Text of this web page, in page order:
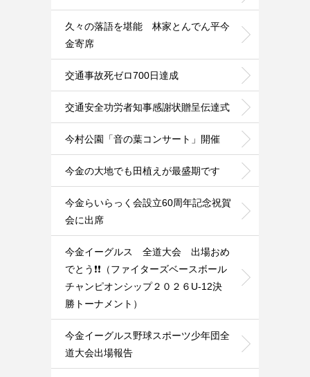
久々の落語を堪能 林家とんでん平今
金寄席
交通事故死ゼロ700日達成
交通安全功労者知事感謝状贈呈伝達式
今村公園「音の葉コンサート」開催
今金の大地でも田植えが最盛期です
今金らいらっく会設立60周年記念祝賀
会に出席
今金イーグルス 全道大会 出場おめ
でとう❗️❗️（ファイターズベースボール
チャンピオンシップ２０２６U-12決
勝トーナメント）
今金イーグルス野球スポーツ少年団全
道大会出場報告